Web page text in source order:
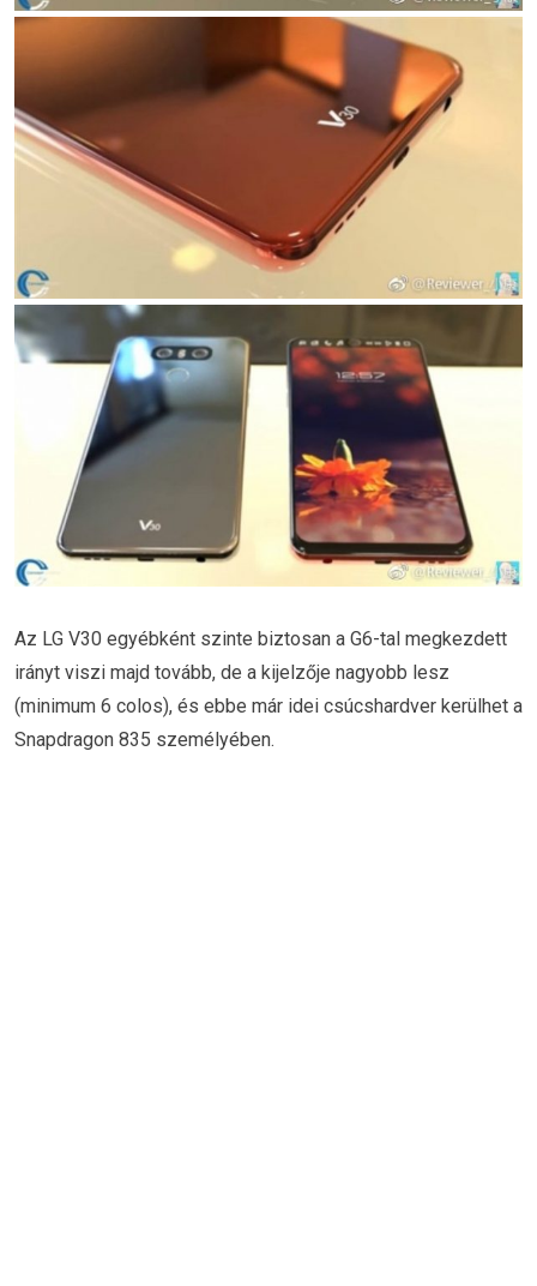
Az LG V30 egyébként szinte biztosan a G6-tal megkezdett
irányt viszi majd tovább, de a kijelzője nagyobb lesz
(minimum 6 colos), és ebbe már idei csúcshardver kerülhet a
Snapdragon 835 személyében.